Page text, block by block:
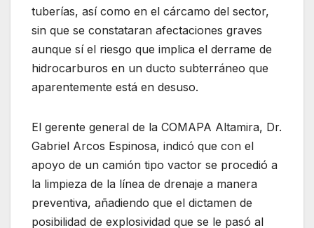
tuberías, así como en el cárcamo del sector,
sin que se constataran afectaciones graves
aunque sí el riesgo que implica el derrame de
hidrocarburos en un ducto subterráneo que
aparentemente está en desuso.
El gerente general de la COMAPA Altamira, Dr.
Gabriel Arcos Espinosa, indicó que con el
apoyo de un camión tipo vactor se procedió a
la limpieza de la línea de drenaje a manera
preventiva, añadiendo que el dictamen de
posibilidad de explosividad que se le pasó al